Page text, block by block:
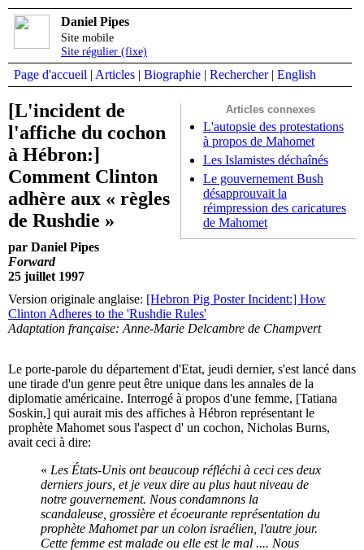
Daniel Pipes
Site mobile
Site régulier (fixe)
Page d'accueil | Articles | Biographie | Rechercher| English
Articles connexes
L'autopsie des protestations
à propos de Mahomet
Les Islamistes déchaînés
Le gouvernement Bush
désapprouvait la
réimpression des caricatures
de Mahomet
[L'incident de
l'affiche du cochon
à Hébron:]
Comment Clinton
adhère aux « règles
de Rushdie »
par Daniel Pipes
Forward
25 juillet 1997
Version originale anglaise: [Hebron Pig Poster Incident:] How
Clinton Adheres to the 'Rushdie Rules'
Adaptation française: Anne-Marie Delcambre de Champvert
Le porte-parole du département d'Etat, jeudi dernier, s'est lancé dans
une tirade d'un genre peut être unique dans les annales de la
diplomatie américaine. Interrogé à propos d'une femme, [Tatiana
Soskin,] qui aurait mis des affiches à Hébron représentant le
prophète Mahomet sous l'aspect d' un cochon, Nicholas Burns,
avait ceci à dire:
« Les États-Unis ont beaucoup réfléchi à ceci ces deux
derniers jours, et je veux dire au plus haut niveau de
notre gouvernement. Nous condamnons la
scandaleuse, grossière et écoeurante représentation du
prophète Mahomet par un colon israélien, l'autre jour.
Cette femme est malade ou elle est le mal .... Nous